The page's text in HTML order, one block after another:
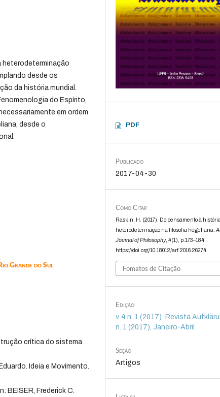
heterodeterminação
desde os
da história mundial.
do Espírito,
em ordem
desde o
Grande do Sul
crítica do sistema
Ideia e Movimento.
BEISER, Frederick C.
PDF
Publicado
2017-04-30
Como Citar
Raskin, H. (2017). Do pensamento à
heterodeterinação na filosofia hegeliana.
Journal of Philosophy,4(1), p.173–184.
https://doi.org/10.18012/arf.2016.26274
Fomatos de Citação
Edição
v. 4 n. 1 (2017): Revista
n. 1 (2017), Janeiro-Abril
Seção
Artigos